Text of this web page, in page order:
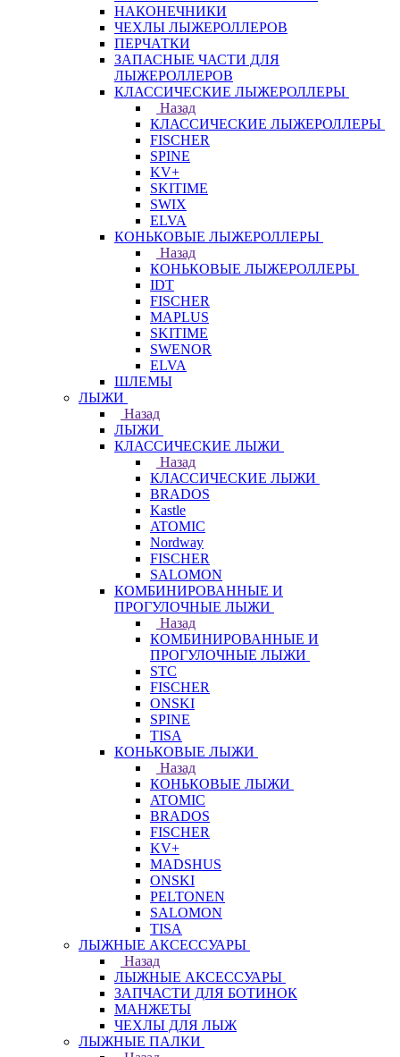
НАКОНЕЧНИКИ
ЧЕХЛЫ ЛЫЖЕРОЛЛЕРОВ
ПЕРЧАТКИ
ЗАПАСНЫЕ ЧАСТИ ДЛЯ
ЛЫЖЕРОЛЛЕРОВ
КЛАССИЧЕСКИЕ ЛЫЖЕРОЛЛЕРЫ
Назад
КЛАССИЧЕСКИЕ ЛЫЖЕРОЛЛЕРЫ
FISCHER
SPINE
KV+
SKITIME
SWIX
ELVA
КОНЬКОВЫЕ ЛЫЖЕРОЛЛЕРЫ
Назад
КОНЬКОВЫЕ ЛЫЖЕРОЛЛЕРЫ
IDT
FISCHER
MAPLUS
SKITIME
SWENOR
ELVA
ШЛЕМЫ
ЛЫЖИ
Назад
ЛЫЖИ
КЛАССИЧЕСКИЕ ЛЫЖИ
Назад
КЛАССИЧЕСКИЕ ЛЫЖИ
BRADOS
Kastle
ATOMIC
Nordway
FISCHER
SALOMON
КОМБИНИРОВАННЫЕ И
ПРОГУЛОЧНЫЕ ЛЫЖИ
Назад
КОМБИНИРОВАННЫЕ И
ПРОГУЛОЧНЫЕ ЛЫЖИ
STC
FISCHER
ONSKI
SPINE
TISA
КОНЬКОВЫЕ ЛЫЖИ
Назад
КОНЬКОВЫЕ ЛЫЖИ
ATOMIC
BRADOS
FISCHER
KV+
MADSHUS
ONSKI
PELTONEN
SALOMON
TISA
ЛЫЖНЫЕ АКСЕССУАРЫ
Назад
ЛЫЖНЫЕ АКСЕССУАРЫ
ЗАПЧАСТИ ДЛЯ БОТИНОК
МАНЖЕТЫ
ЧЕХЛЫ ДЛЯ ЛЫЖ
ЛЫЖНЫЕ ПАЛКИ